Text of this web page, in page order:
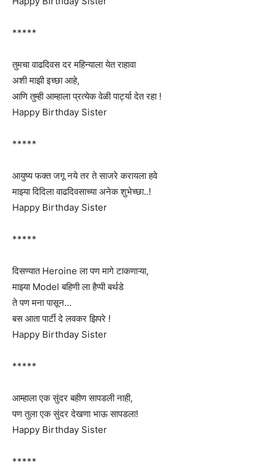
*****
तुमचा वाढदिवस दर महिन्याला येत राहावा
अशी माझी इच्छा आहे,
आणि तुम्ही आम्हाला प्रत्येक वेळी पार्ट्या देत रहा !
Happy Birthday Sister
*****
आयुष्य फक्त जगू नये तर ते साजरे करायला हवे
माझ्या दिदिला वाढदिवसाच्या अनेक शुभेच्छा..!
Happy Birthday Sister
*****
दिसण्यात Heroine ला पण मागे टाकणाऱ्या,
माझ्या Model बहिणी ला हैप्पी बर्थडे
ते पण मना पासून…
बस आता पार्टी दे लवकर झिपरे !
Happy Birthday Sister
*****
आम्हाला एक सुंदर बहीण सापडली नाही,
पण तुला एक सुंदर देखणा भाऊ सापडला!
Happy Birthday Sister
*****